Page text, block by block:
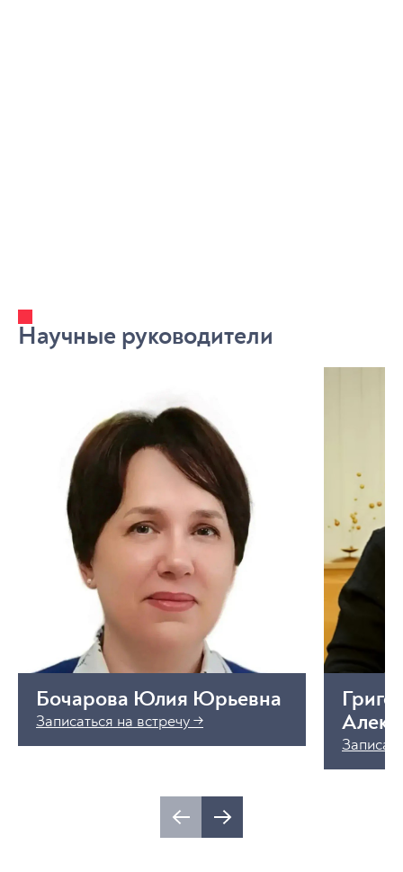
Научные руководители
Бочарова Юлия Юрьевна
Записаться на встречу →